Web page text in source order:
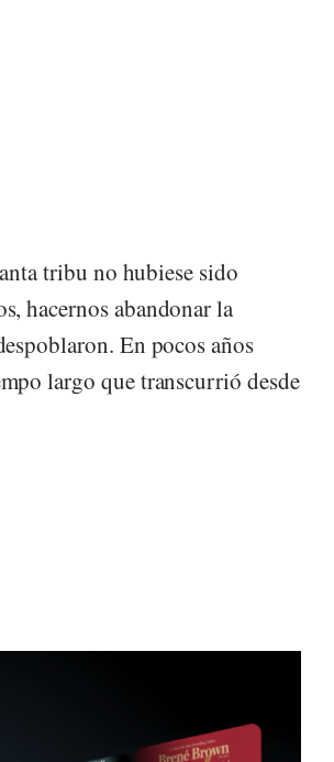
tribu no hubiese sido
hacernos abandonar la
En pocos años
largo que transcurrió desde